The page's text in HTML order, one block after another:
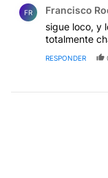
FR Francisco
sigue loco, y
totalmente
RESPONDER